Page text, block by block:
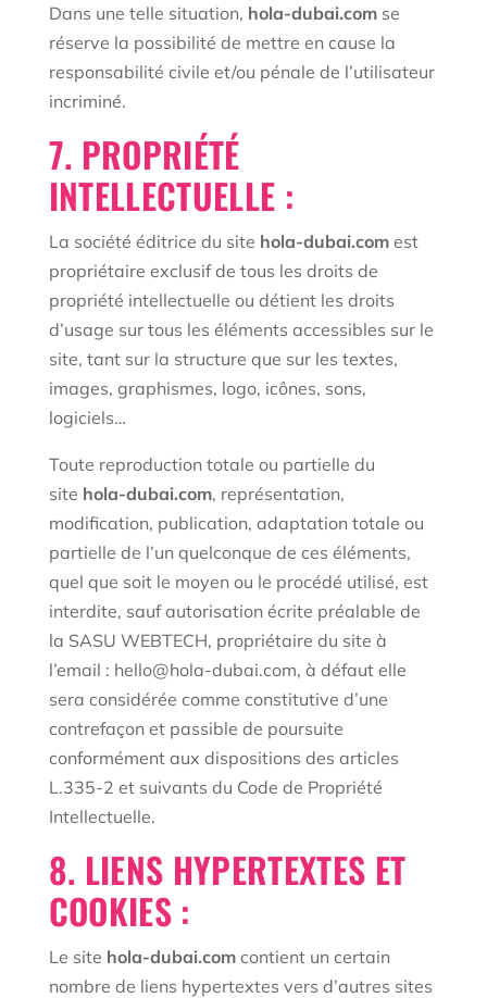
Dans une telle situation, hola-dubai.com se
réserve la possibilité de mettre en cause la
responsabilité civile et/ou pénale de l’utilisateur
incriminé.
7. PROPRIÉTÉ
INTELLECTUELLE :
La société éditrice du site hola-dubai.comest
propriétaire exclusif de tous les droits de
propriété intellectuelle ou détient les droits
d’usage sur tous les éléments accessibles sur le
site, tant sur la structure que sur les textes,
images, graphismes, logo, icônes, sons,
logiciels…
Toute reproduction totale ou partielle du
site hola-dubai.com, représentation,
modification, publication, adaptation totale ou
partielle de l’un quelconque de ces éléments,
quel que soit le moyen ou le procédé utilisé, est
interdite, sauf autorisation écrite préalable de
la SASU WEBTECH, propriétaire du site à
l’email : hello@hola-dubai.com, à défaut elle
sera considérée comme constitutive d’une
contrefaçon et passible de poursuite
conformément aux dispositions des articles
L.335-2 et suivants du Code de Propriété
Intellectuelle.
8. LIENS HYPERTEXTES ET
COOKIES :
Le site hola-dubai.comcontient un certain
nombre de liens hypertextes vers d’autres sites